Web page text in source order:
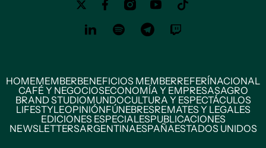
HOMEMEMBERBENEFICIOS MEMBERREFERÍNACIONAL
CAFÉ Y NEGOCIOSECONOMÍA Y EMPRESASAGRO
BRAND STUDIOMUNDOCULTURA Y ESPECTÁCULOS
LIFESTYLEOPINIÓNFÚNEBRESREMATES Y LEGALES
EDICIONES ESPECIALESPUBLICACIONES
NEWSLETTERSARGENTINAESPAÑAESTADOS UNIDOS